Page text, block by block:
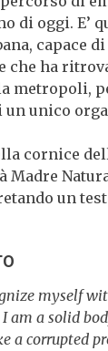
di oggi. E’
capace
che ha
metropoli,
unico
cornice
un
myself
am a solid
a corrupted